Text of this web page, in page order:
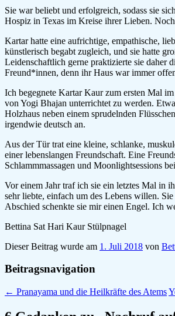
Sie war beliebt und erfolgreich, sodass sie
Hospiz in Texas im Kreise ihrer Lieben.
Kartar hatte eine aufrichtige, empathische,
künstlerisch begabt zugleich, und sie hatte
Leidenschaftlich gerne praktizierte sie daher
Freund*innen, denn ihr Haus war immer
Ich begegnete Kartar Kaur zum ersten Mal
von Yogi Bhajan unterrichtet zu werden.
Holzhaus neben einem sprudelnden
irgendwie deutsch an.
Aus der Tür trat eine kleine, schlanke,
einer lebenslangen Freundschaft. Eine
Schlammmassagen und Moonlightsessions bei
Vor einem Jahr traf ich sie ein letztes Mal in
sehr liebte, einfach um des Lebens willen.
Abschied schenkte sie mir einen Engel. Ich
Bettina Sat Hari Kaur Stülpnagel
Dieser Beitrag wurde am 1. Juli 2018 von
Beitragsnavigation
← Pranayama und die Heilkräfte des Atems